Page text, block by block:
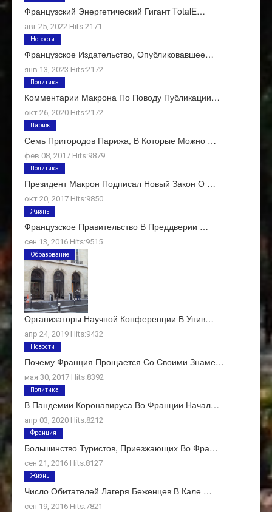
Французский Энергетический Гигант TotalE…
авг 25, 2022 Hits:2171
Французское Издательство, Опубликовавшее…
янв 13, 2023 Hits:2172
Новости
Комментарии Макрона По Поводу Публикации…
окт 26, 2020 Hits:2172
Политика
Семь Пригородов Парижа, В Которые Можно …
фев 08, 2017 Hits:9879
Париж
Президент Макрон Подписал Новый Закон О …
окт 20, 2017 Hits:9850
Политика
Французское Правительство В Преддверии …
сен 13, 2016 Hits:9515
Жизнь
Организаторы Научной Конференции В Унив…
апр 24, 2019 Hits:9432
Образование
Почему Франция Прощается Со Своими Знаме…
мая 30, 2017 Hits:8392
Новости
В Пандемии Коронавируса Во Франции Начал…
апр 03, 2020 Hits:8212
Политика
Большинство Туристов, Приезжающих Во Фра…
сен 21, 2016 Hits:8127
Франция
Число Обитателей Лагеря Беженцев В Кале …
сен 19, 2016 Hits:7821
Жизнь